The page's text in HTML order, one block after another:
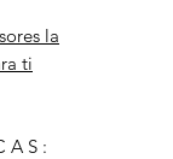
la
ti
A S :